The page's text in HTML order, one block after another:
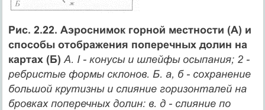
Рис. 2.22. Аэроснимок горной местности (А) и
способы отображения поперечных долин на
картах (Б) А. I - конусы и шлейфы осыпания; 2 -
ребристые формы склонов. Б. а, б - сохранение
большой крутизны и слияние горизонталей на
бровках поперечных долин: в. д - слияние по